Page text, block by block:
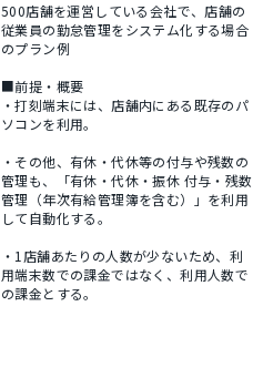
500店舗を運営している会社で、店舗の
従業員の勤怠管理をシステム化する場合
のプラン例
■前提・概要
・打刻端末には、店舗内にある既存のパ
ソコンを利用。
・その他、有休・代休等の付与や残数の
管理も、「有休・代休・振休 付与・残数
管理（年次有給管理簿を含む）」を利用
して自動化する。
・1店舗あたりの人数が少ないため、利
用端末数での課金ではなく、利用人数で
の課金とする。